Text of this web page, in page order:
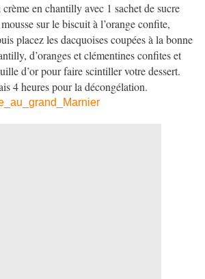
en chantilly avec 1 sachet de sucre
sur le biscuit à l’orange confite,
placez les dacquoises coupées à la bonne
d’oranges et clémentines confites et
d’or pour faire scintiller votre dessert.
4 heures pour la décongélation.